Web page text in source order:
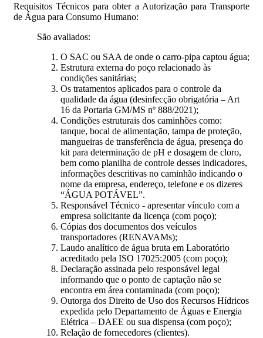
Requisitos Técnicos para obter a Autorização para Transporte
de Água para Consumo Humano:
São avaliados:
O SAC ou SAA de onde o carro-pipa captou água;
Estrutura externa do poço relacionado às
condições sanitárias;
Os tratamentos aplicados para o controle da
qualidade da água (desinfecção obrigatória – Art
16 da Portaria GM/MS nº 888/2021);
Condições estruturais dos caminhões como:
tanque, bocal de alimentação, tampa de proteção,
mangueiras de transferência de água, presença do
kit para determinação de pH e dosagem de cloro,
bem como planilha de controle desses indicadores,
informações descritivas no caminhão indicando o
nome da empresa, endereço, telefone e os dizeres
“ÁGUA POTÁVEL”.
Responsável Técnico - apresentar vínculo com a
empresa solicitante da licença (com poço);
Cópias dos documentos dos veículos
transportadores (RENAVAMs);
Laudo analítico de água bruta em Laboratório
acreditado pela ISO 17025:2005 (com poço);
Declaração assinada pelo responsável legal
informando que o ponto de captação não se
encontra em área contaminada (com poço);
Outorga dos Direito de Uso dos Recursos Hídricos
expedida pelo Departamento de Águas e Energia
Elétrica – DAEE ou sua dispensa (com poço);
Relação de fornecedores (clientes).